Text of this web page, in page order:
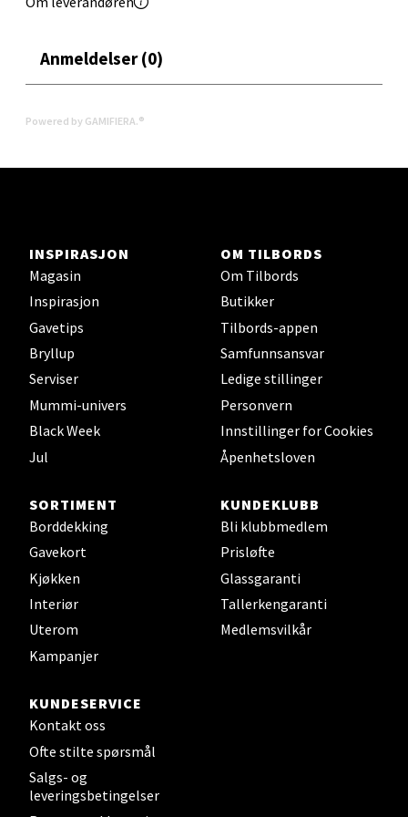
Anmeldelser (0)
Powered by GAMIFIERA.®
INSPIRASJON
Magasin
Inspirasjon
Gavetips
Bryllup
Serviser
Mummi-univers
Black Week
Jul
OM TILBORDS
Om Tilbords
Butikker
Tilbords-appen
Samfunnsansvar
Ledige stillinger
Personvern
Innstillinger for Cookies
Åpenhetsloven
SORTIMENT
Borddekking
Gavekort
Kjøkken
Interiør
Uterom
Kampanjer
KUNDEKLUBB
Bli klubbmedlem
Prisløfte
Glassgaranti
Tallerkengaranti
Medlemsvilkår
KUNDESERVICE
Kontakt oss
Ofte stilte spørsmål
Salgs- og
leveringsbetingelser
Levanger - Magneten
Moafjæra 14, 7606 Levanger
0 i butikk
Mandal - Alti Mandal
Skarvøyveien 55, 4517 Mandal
0 i butikk
Velg
Mo i Rana - Thon Senter Mo i
Rana
Fridtjof Nansensgate 22, 8622 Mo i Rana
Åpent i dag 09-19
0 i butikk
Ålesund - Thon Senter Moa